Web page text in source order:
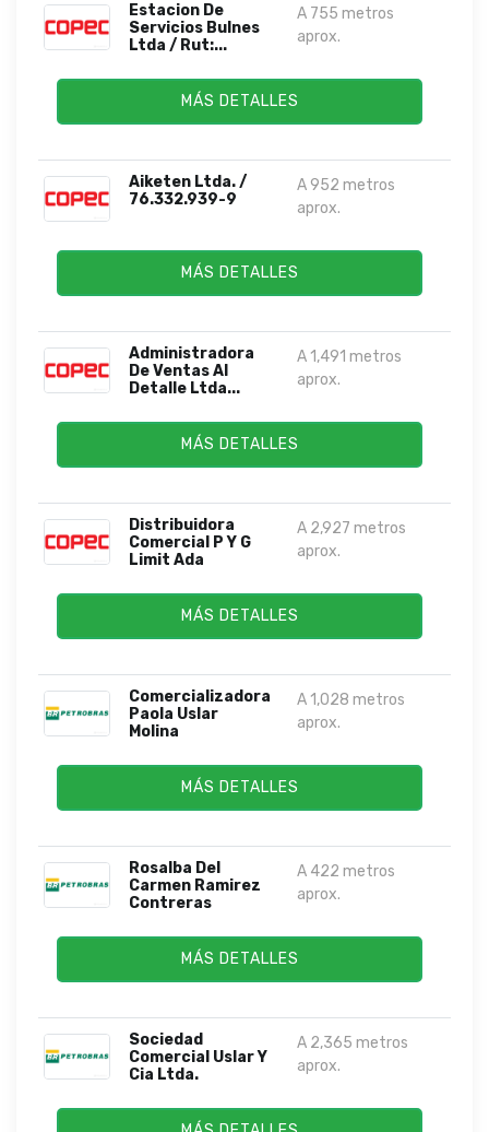
Estacion De
Servicios Bulnes
Ltda / Rut:...
A 755 metros
aprox.
MÁS DETALLES
Aiketen Ltda. /
76.332.939-9
A 952 metros
aprox.
MÁS DETALLES
Administradora
De Ventas Al
Detalle Ltda...
A 1,491 metros
aprox.
MÁS DETALLES
Distribuidora
Comercial P Y G
Limit Ada
A 2,927 metros
aprox.
MÁS DETALLES
Comercializadora
Paola Uslar
Molina
A 1,028 metros
aprox.
MÁS DETALLES
Rosalba Del
Carmen Ramirez
Contreras
A 422 metros
aprox.
MÁS DETALLES
Sociedad
Comercial Uslar Y
Cia Ltda.
A 2,365 metros
aprox.